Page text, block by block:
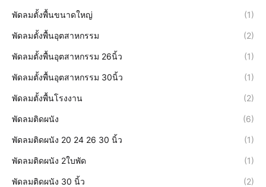
พัดลมตั้งพื้นขนาดใหญ่ (1)
พัดลมตั้งพื้นอุตสาหกรรม (2)
พัดลมตั้งพื้นอุตสาหกรรม 26นิ้ว (1)
พัดลมตั้งพื้นอุตสาหกรรม 30นิ้ว (1)
พัดลมตั้งพื้นโรงงาน (2)
พัดลมติดผนัง (6)
พัดลมติดผนัง 20 24 26 30 นิ้ว (1)
พัดลมติดผนัง 2ใบพัด (1)
พัดลมติดผนัง 30 นิ้ว (2)